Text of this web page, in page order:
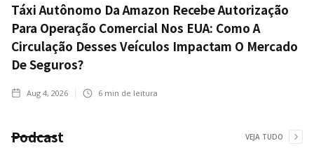
Táxi Autônomo Da Amazon Recebe Autorização
Para Operação Comercial Nos EUA: Como A
Circulação Desses Veículos Impactam O Mercado
De Seguros?
Aug 4, 2026 6 min de leitura
Podcast VEJA TUDO